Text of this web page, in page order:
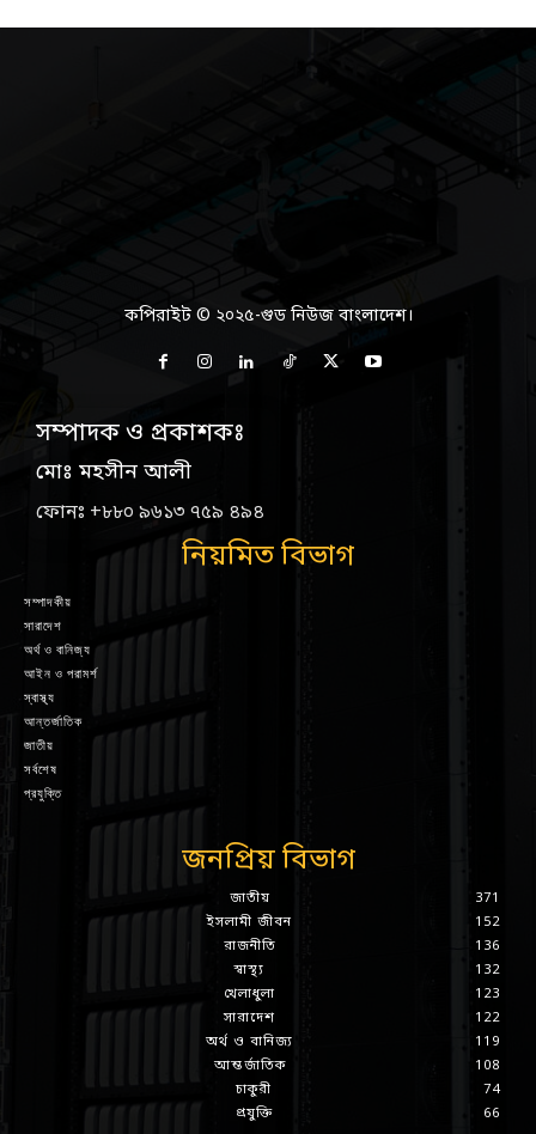
কপিরাইট © ২০২৫-গুড নিউজ বাংলাদেশ।
সম্পাদক ও প্রকাশকঃ
মোঃ মহসীন আলী
ফোনঃ +৮৮০ ৯৬১৩ ৭৫৯ ৪৯৪
নিয়মিত বিভাগ
সম্পাদকীয়
সারাদেশ
অর্থ ও বানিজ্য
আইন ও পরামর্শ
স্বাস্থ্য
আন্তর্জাতিক
জাতীয়
সর্বশেষ
প্রযুক্তি
জনপ্রিয় বিভাগ
জাতীয়
371
ইসলামী জীবন
152
রাজনীতি
136
স্বাস্থ্য
132
খেলাধুলা
123
সারাদেশ
122
অর্থ ও বানিজ্য
119
আন্তর্জাতিক
108
চাকুরী
74
প্রযুক্তি
66